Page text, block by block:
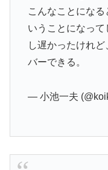
こんなことにな
いうことになっ
し遅かったけれ
バーできる。
— 小池一夫